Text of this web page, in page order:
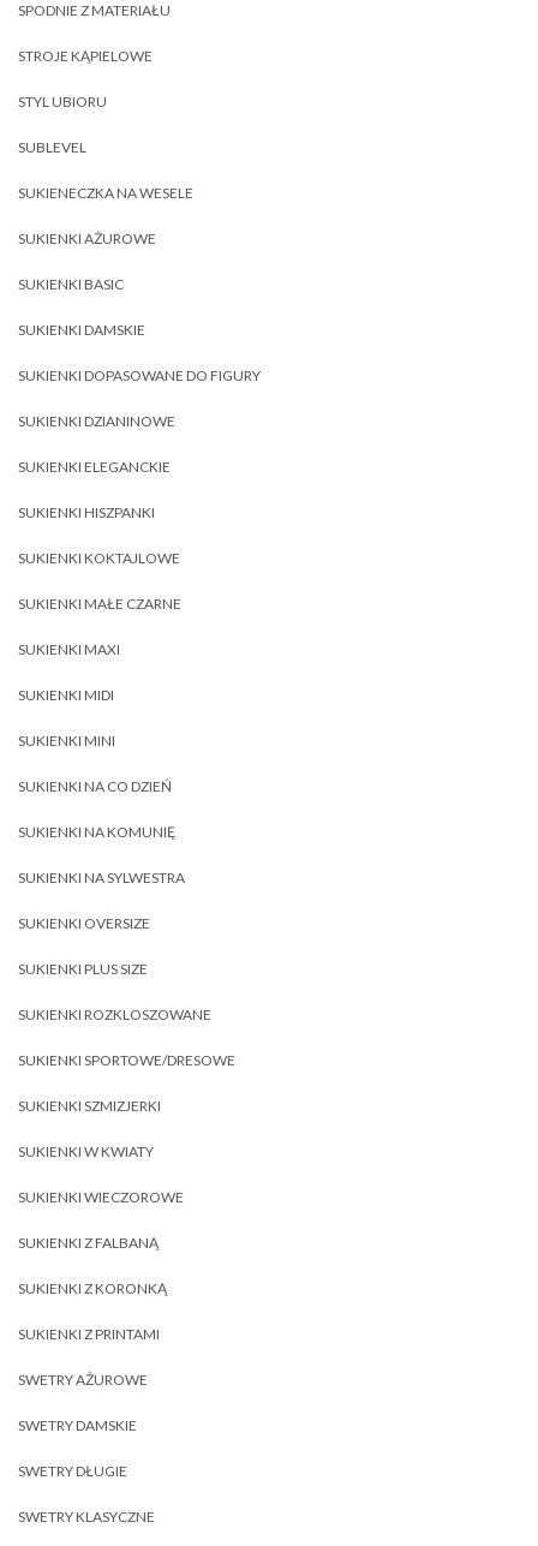
SPODNIE Z MATERIAŁU
STROJE KĄPIELOWE
STYL UBIORU
SUBLEVEL
SUKIENECZKA NA WESELE
SUKIENKI AŻUROWE
SUKIENKI BASIC
SUKIENKI DAMSKIE
SUKIENKI DOPASOWANE DO FIGURY
SUKIENKI DZIANINOWE
SUKIENKI ELEGANCKIE
SUKIENKI HISZPANKI
SUKIENKI KOKTAJLOWE
SUKIENKI MAŁE CZARNE
SUKIENKI MAXI
SUKIENKI MIDI
SUKIENKI MINI
SUKIENKI NA CO DZIEŃ
SUKIENKI NA KOMUNIĘ
SUKIENKI NA SYLWESTRA
SUKIENKI OVERSIZE
SUKIENKI PLUS SIZE
SUKIENKI ROZKLOSZOWANE
SUKIENKI SPORTOWE/DRESOWE
SUKIENKI SZMIZJERKI
SUKIENKI W KWIATY
SUKIENKI WIECZOROWE
SUKIENKI Z FALBANĄ
SUKIENKI Z KORONKĄ
SUKIENKI Z PRINTAMI
SWETRY AŻUROWE
SWETRY DAMSKIE
SWETRY DŁUGIE
SWETRY KLASYCZNE